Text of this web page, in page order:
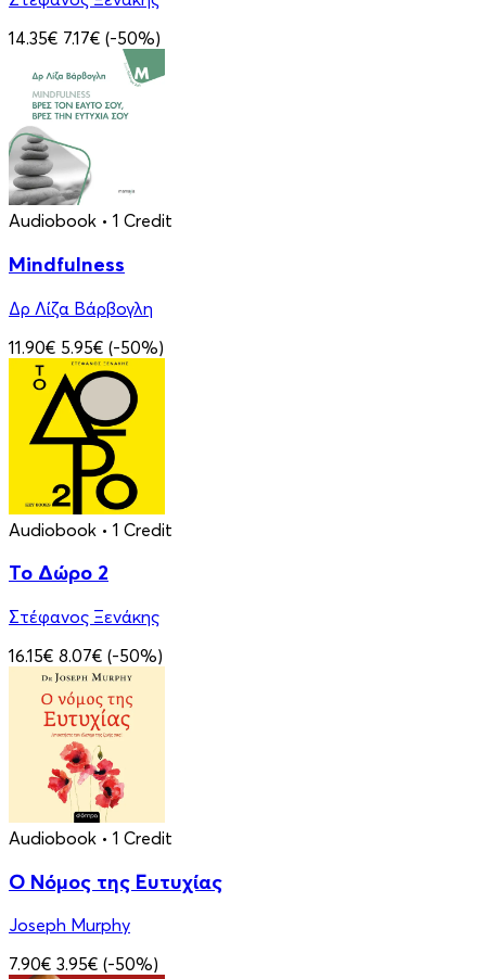
14.35€ 7.17€ (-50%)
Audiobook • 1 Credit
Mindfulness
Δρ Λίζα Βάρβογλη
11.90€ 5.95€ (-50%)
Audiobook • 1 Credit
Το Δώρο 2
Στέφανος Ξενάκης
16.15€ 8.07€ (-50%)
Audiobook • 1 Credit
Ο Νόμος της Ευτυχίας
Joseph Murphy
7.90€ 3.95€ (-50%)